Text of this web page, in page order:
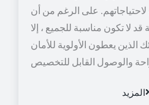
لاحتياجاتهم. على الرغم من أن
قد لا تكون مناسبة للجميع ، إلا
الذين يعطون الأولوية للأمان
المزيد